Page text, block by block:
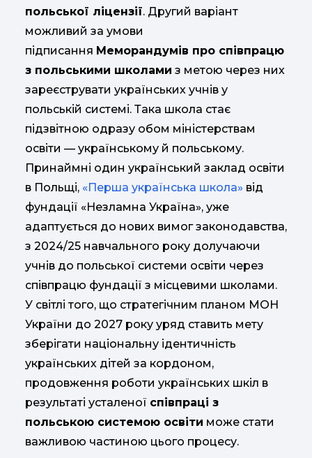
польської ліцензії. Другий варіант
можливий за умови
підписання Меморандумів про співпрацю
з польськими школами з метою через них
зареєструвати українських учнів у
польській системі. Така школа стає
підзвітною одразу обом міністерствам
освіти — українському й польському.
Принаймні один український заклад освіти
в Польщі, «Перша українська школа» від
фундації «Незламна Україна», уже
адаптується до нових вимог законодавства,
з 2024/25 навчального року долучаючи
учнів до польської системи освіти через
співпрацю фундації з місцевими школами.
У світлі того, що стратегічним планом МОН
України до 2027 року уряд ставить мету
зберігати національну ідентичність
українських дітей за кордоном,
продовження роботи українських шкіл в
результаті усталеної співпраці з
польською системою освіти може стати
важливою частиною цього процесу.